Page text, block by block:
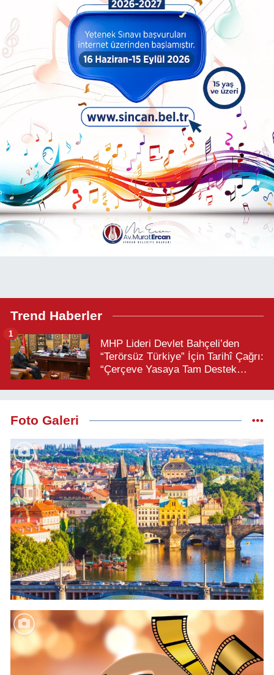
Trend Haberler
MHP Lideri Devlet Bahçeli’den
“Terörsüz Türkiye” İçin Tarihî Çağrı:
“Çerçeve Yasaya Tam Destek
1
Foto Galeri